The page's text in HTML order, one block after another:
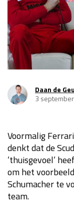
Race
GP
Kwalificatie
GP MEXICO
GP SÃO
Kwalificatie
Race
Daan de
3
Voormalig
denkt dat de
’thuisgevoel’
om het
Schumacher te
team.